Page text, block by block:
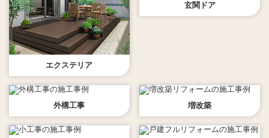
エクステリア
玄関ドア
外構工事 増改築